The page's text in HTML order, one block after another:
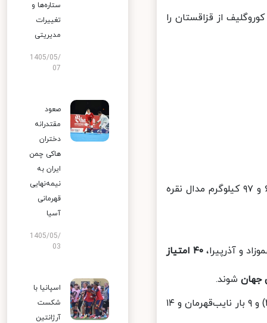
ضربه فنی کامیل کوروگلیف از قزاقستان را
با صعود به فینال اوزان ۶۵ و ۹۷ کیلوگرم مدال نقره
و آذرپیرا، ۴۰ امتیاز
شوند.
شده بود (۱۹۶۱، ۱۹۶۵، ۱۹۹۸، ۲۰۰۲ و ۲۰۱۳) و ۹ بار نایب‌قهرمان و ۱۴
ستاره‌ها و
تغییرات
مدیریتی
1405/05/
07
صعود
مقتدرانه
دختران
هاکی چمن
ایران به
نیمه‌نهایی
قهرمانی
آسیا
1405/05/
03
اسپانیا با
شکست
آرژانتین